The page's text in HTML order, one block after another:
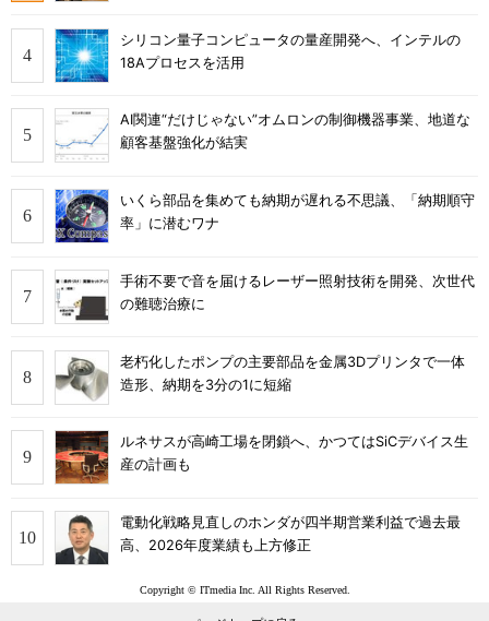
シリコン量子コンピュータの量産開発へ、インテルの
18Aプロセスを活用
AI関連“だけじゃない”オムロンの制御機器事業、地道な
顧客基盤強化が結実
いくら部品を集めても納期が遅れる不思議、「納期順守
率」に潜むワナ
手術不要で音を届けるレーザー照射技術を開発、次世代
の難聴治療に
老朽化したポンプの主要部品を金属3Dプリンタで一体
造形、納期を3分の1に短縮
ルネサスが高崎工場を閉鎖へ、かつてはSiCデバイス生
産の計画も
電動化戦略見直しのホンダが四半期営業利益で過去最
高、2026年度業績も上方修正
Copyright © ITmedia Inc. All Rights Reserved.